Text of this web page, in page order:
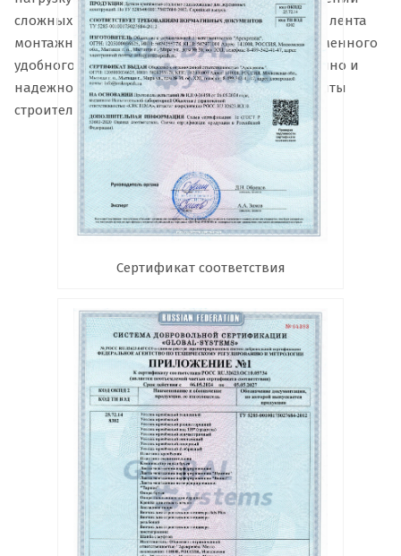
сложных монтажных работ. Перфорированная лента
монтажная представляет собой образец современного
удобного крепежа, позволяющего быстро, прочно и
надежно закрепить разнообразнейшие элементы
строительных конструкций.
Сертификат соответствия